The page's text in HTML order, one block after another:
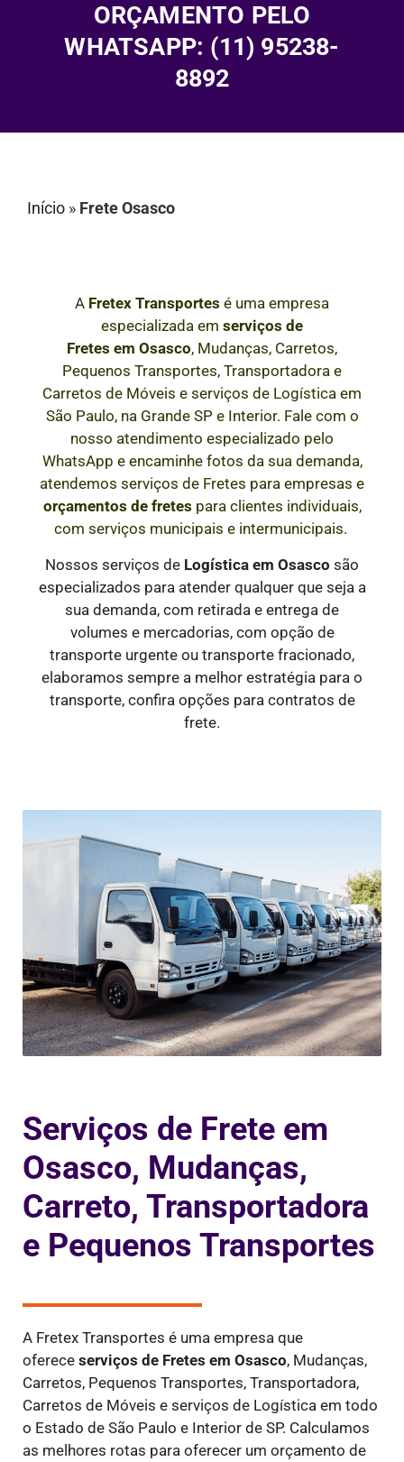
ORÇAMENTO PELO
WHATSAPP: (11) 95238-
8892
Início » Frete Osasco
A Fretex Transportes é uma empresa
especializada em serviços de
Fretes em Osasco, Mudanças, Carretos,
Pequenos Transportes, Transportadora e
Carretos de Móveis e serviços de Logística em
São Paulo, na Grande SP e Interior. Fale com o
nosso atendimento especializado pelo
WhatsApp e encaminhe fotos da sua demanda,
atendemos serviços de Fretes para empresas e
orçamentos de fretes para clientes individuais,
com serviços municipais e intermunicipais.
Nossos serviços de Logística em Osasco são
especializados para atender qualquer que seja a
sua demanda, com retirada e entrega de
volumes e mercadorias, com opção de
transporte urgente ou transporte fracionado,
elaboramos sempre a melhor estratégia para o
transporte, confira opções para contratos de
frete.
Serviços de Frete em
Osasco, Mudanças,
Carreto, Transportadora
e Pequenos Transportes
A Fretex Transportes é uma empresa que
oferece serviços de Fretes em Osasco, Mudanças,
Carretos, Pequenos Transportes, Transportadora,
Carretos de Móveis e serviços de Logística em todo
o Estado de São Paulo e Interior de SP. Calculamos
as melhores rotas para oferecer um orçamento de